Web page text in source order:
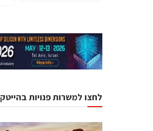
לחצו למשרות פנויות בהייטק